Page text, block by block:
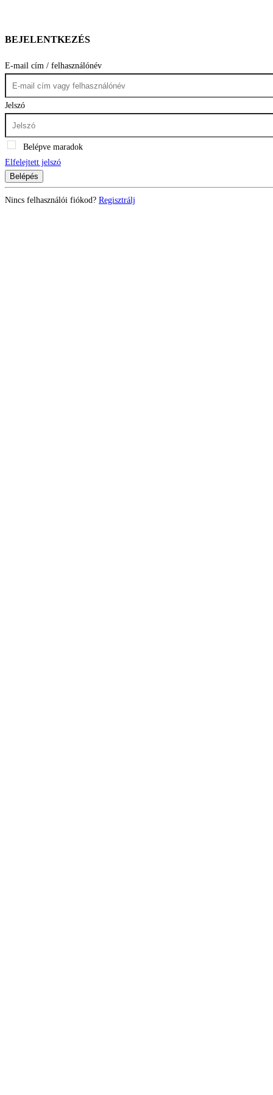
BEJELENTKEZÉS
E-mail cím / felhasználónév
Jelszó
Belépve maradok
Elfelejtett jelszó
Belépés
Nincs felhasználói fiókod? Regisztrálj